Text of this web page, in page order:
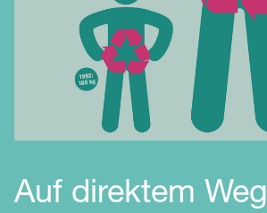
Auf direktem Weg